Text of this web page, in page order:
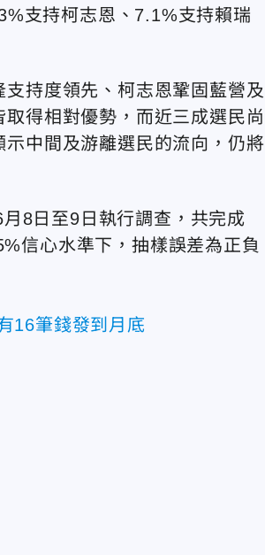
支持柯志恩、7.1%支持賴瑞
持度領先、柯志恩鞏固藍營及
得相對優勢，而近三成選民尚
中間及游離選民的流向，仍將
8日至9日執行調查，共完成
信心水準下，抽樣誤差為正負
16筆錢發到月底